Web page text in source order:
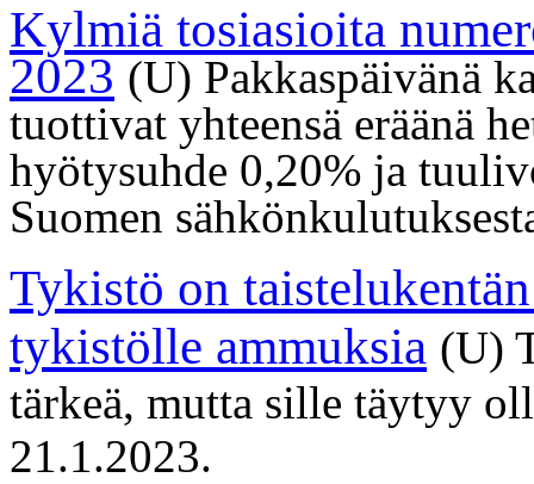
Kylmiä tosiasioita
2023 (U) Pakkaspäivänä
tuottivat yhteensä eräänä
hyötysuhde 0,20% ja
Suomen
Tykistö on
tykistölle ammuksia (U)
tärkeä, mutta sille täytyy
21.1.2023.